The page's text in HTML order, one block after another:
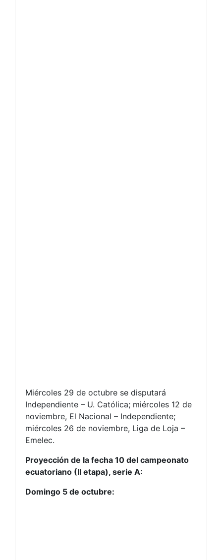
Miércoles 29 de octubre se disputará
Independiente – U. Católica; miércoles 12 de
noviembre, El Nacional – Independiente;
miércoles 26 de noviembre, Liga de Loja –
Emelec.
Proyección de la fecha 10 del campeonato
ecuatoriano (II etapa), serie A:
Domingo 5 de octubre: